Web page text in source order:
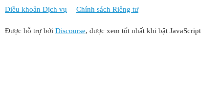
Điều khoản Dịch vụ Chính sách Riêng tư
Được hỗ trợ bởi Discourse, được xem tốt nhất khi bật JavaScript